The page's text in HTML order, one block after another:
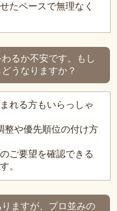
たペースで無理なく
るか不安です。もし
うなりますか？
れる方もいらっしゃ
整や優先順位の付け方
ご要望を確認できる
。
ますが、プロ並みの